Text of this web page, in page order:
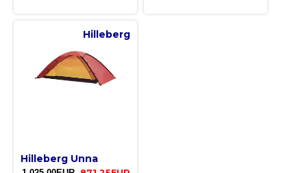
Hilleberg
Hilleberg Unna